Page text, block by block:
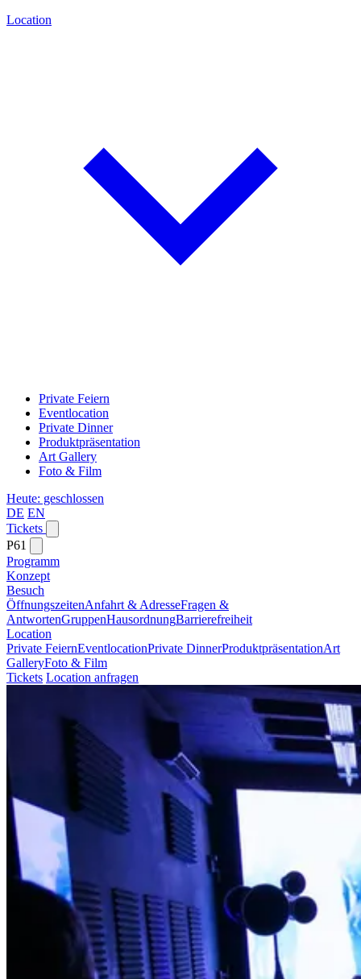
Location
Private Feiern
Eventlocation
Private Dinner
Produktpräsentation
Art Gallery
Foto & Film
Heute: geschlossen
DE EN
Tickets
P61
Programm
Konzept
Besuch
ÖffnungszeitenAnfahrt & AdresseFragen &
AntwortenGruppenHausordnungBarrierefreiheit
Location
Private FeiernEventlocationPrivate DinnerProduktpräsentationArt
GalleryFoto & Film
Tickets Location anfragen